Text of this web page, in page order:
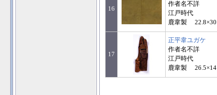
16
作者名不詳
江戸時代
鹿韋製
17
正平韋ユガケ
作者名不詳
江戸時代
鹿韋製